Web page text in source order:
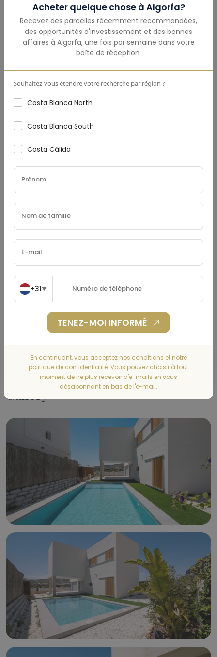
Acheter quelque chose à Algorfa?
Recevez des parcelles récemment recommandées,
des opportunités d'investissement et des bonnes
affaires à Algorfa, une fois par semaine dans votre
boîte de réception.
Souhaitez-vous étendre votre recherche par région ?
Costa Blanca North
Costa Blanca South
Costa Cálida
+31▼
TENEZ-MOI INFORMÉ
En continuant, vous acceptez nos conditions et notre
politique de confidentialité. Vous pouvez choisir à tout
moment de ne plus recevoir d'e-mails en vous
désabonnant en bas de l'e-mail.
Montant Total(€)
Taxe Foncière(€)
Assurance Habitation
Gallery